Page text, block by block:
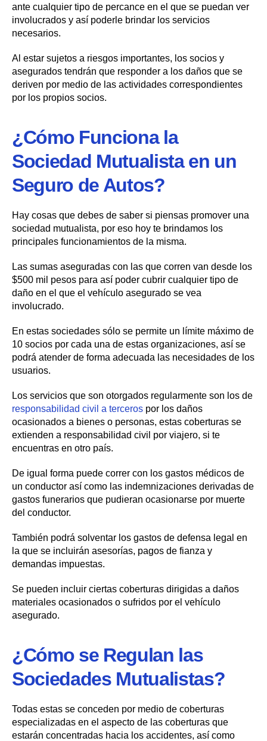
ante cualquier tipo de percance en el que se puedan ver
involucrados y así poderle brindar los servicios
necesarios.
Al estar sujetos a riesgos importantes, los socios y
asegurados tendrán que responder a los daños que se
deriven por medio de las actividades correspondientes
por los propios socios.
¿Cómo Funciona la
Sociedad Mutualista en un
Seguro de Autos?
Hay cosas que debes de saber si piensas promover una
sociedad mutualista, por eso hoy te brindamos los
principales funcionamientos de la misma.
Las sumas aseguradas con las que corren van desde los
$500 mil pesos para así poder cubrir cualquier tipo de
daño en el que el vehículo asegurado se vea
involucrado.
En estas sociedades sólo se permite un límite máximo de
10 socios por cada una de estas organizaciones, así se
podrá atender de forma adecuada las necesidades de los
usuarios.
Los servicios que son otorgados regularmente son los de
responsabilidad civil a terceros por los daños
ocasionados a bienes o personas, estas coberturas se
extienden a responsabilidad civil por viajero, si te
encuentras en otro país.
De igual forma puede correr con los gastos médicos de
un conductor así como las indemnizaciones derivadas de
gastos funerarios que pudieran ocasionarse por muerte
del conductor.
También podrá solventar los gastos de defensa legal en
la que se incluirán asesorías, pagos de fianza y
demandas impuestas.
Se pueden incluir ciertas coberturas dirigidas a daños
materiales ocasionados o sufridos por el vehículo
asegurado.
¿Cómo se Regulan las
Sociedades Mutualistas?
Todas estas se conceden por medio de coberturas
especializadas en el aspecto de las coberturas que
estarán concentradas hacia los accidentes, así como